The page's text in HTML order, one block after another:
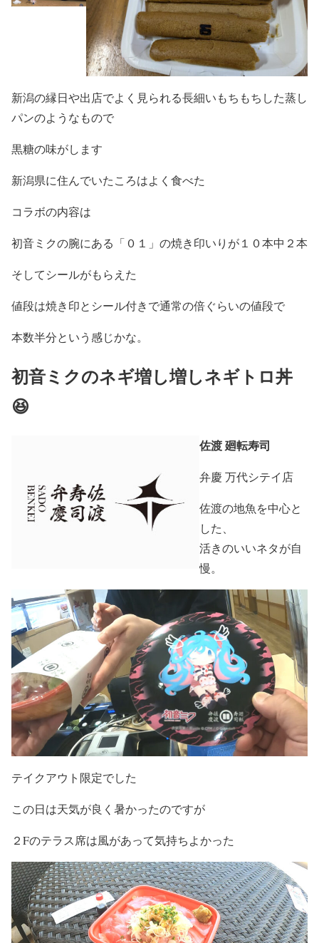
新潟の縁日や出店でよく見られる長細いもちもちした蒸し
パンのようなもので
黒糖の味がします
新潟県に住んでいたころはよく食べた
コラボの内容は
初音ミクの腕にある「０１」の焼き印いりが１０本中２本
そしてシールがもらえた
値段は焼き印とシール付きで通常の倍ぐらいの値段で
本数半分という感じかな。
初音ミクのネギ増し増しネギトロ丼
😆
佐渡 廻転寿司
弁慶 万代シテイ店
佐渡の地魚を中心と
した、
活きのいいネタが自
慢。
テイクアウト限定でした
この日は天気が良く暑かったのですが
２Fのテラス席は風があって気持ちよかった